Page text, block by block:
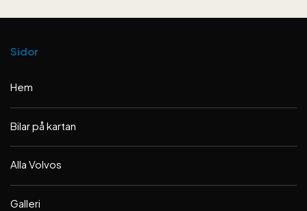
Sidor
Hem
Bilar på kartan
Alla Volvos
Galleri